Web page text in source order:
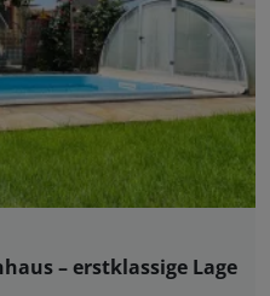
– erstklassige Lage